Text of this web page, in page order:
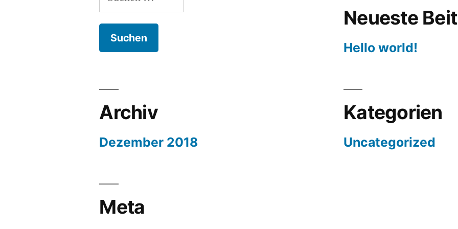
nach:
Neueste
Hello world!
Archiv
Dezember 2018
Kategorien
Uncategorized
Meta